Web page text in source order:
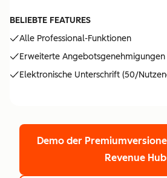
BELIEBTE FEATURES
Alle Professional-Funktionen
Erweiterte Angebotsgenehmigungen
Elektronische Unterschrift (50/
Demo der
Revenue Hub